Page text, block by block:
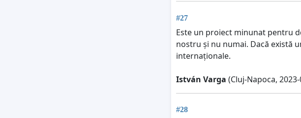
#27
Este un proiect minunat pentru
nostru și nu numai. Dacă există
internaționale.
István Varga (Cluj-Napoca,
#28